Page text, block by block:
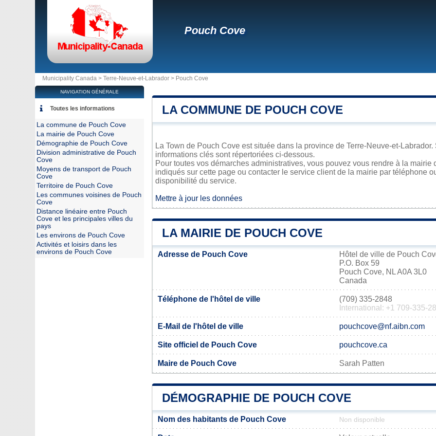
Pouch Cove
Municipality Canada > Terre-Neuve-et-Labrador > Pouch Cove
LA COMMUNE DE POUCH COVE
La Town de Pouch Cove est située dans la province de Terre-Neuve-et-
informations clés sont répertoriées ci-dessous.
Pour toutes vos démarches administratives, vous pouvez vous rendre à la
indiqués sur cette page ou contacter le service client de la mairie par téléphone
disponibilité du service.
Mettre à jour les données
LA MAIRIE DE POUCH COVE
Adresse de Pouch Cove
Hôtel de ville de Pouch
P.O. Box 59
Pouch Cove, NL A0A 3L0
Canada
Téléphone de l'hôtel de ville
(709) 335-2848
International: +1 709-335-
E-Mail de l'hôtel de ville pouchcove@nf.aibn.com
Site officiel de Pouch Cove pouchcove.ca
Maire de Pouch Cove Sarah Patten
DÉMOGRAPHIE DE POUCH COVE
Nom des habitants de Pouch Cove Non disponible
NAVIGATION GÉNÉRALE
Toutes les informations
La commune de Pouch Cove
La mairie de Pouch Cove
Démographie de Pouch Cove
Division administrative de Pouch
Cove
Moyens de transport de Pouch
Cove
Territoire de Pouch Cove
Les communes voisines de Pouch
Cove
Distance linéaire entre Pouch
Cove et les principales villes du
pays
Les environs de Pouch Cove
Activités et loisirs dans les
environs de Pouch Cove